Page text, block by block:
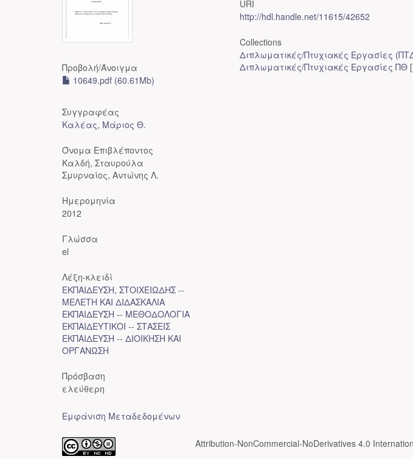
Προβολή/Άνοιγμα
10649.pdf (60.61Mb)
Συγγραφέας
Καλέας, Μάριος Θ.
Όνομα Επιβλέποντος
Καλδή, Σταυρούλα
Σμυρναίος, Αντώνης Λ.
Ημερομηνία
2012
Γλώσσα
el
Λέξη-κλειδί
ΕΚΠΑΙΔΕΥΣΗ, ΣΤΟΙΧΕΙΩΔΗΣ --
ΜΕΛΕΤΗ ΚΑΙ ΔΙΔΑΣΚΑΛΙΑ
ΕΚΠΑΙΔΕΥΣΗ -- ΜΕΘΟΔΟΛΟΓΙΑ
ΕΚΠΑΙΔΕΥΤΙΚΟΙ -- ΣΤΑΣΕΙΣ
ΕΚΠΑΙΔΕΥΣΗ -- ΔΙΟΙΚΗΣΗ ΚΑΙ
ΟΡΓΑΝΩΣΗ
Πρόσβαση
ελεύθερη
Εμφάνιση Μεταδεδομένων
URI
http://hdl.handle.net/11615/42652
Collections
Διπλωματικές/Πτυχιακές Εργασίες
Διπλωματικές/Πτυχιακές Εργασίες ΠΘ
Attribution-NonCommercial-NoDerivatives 4.0